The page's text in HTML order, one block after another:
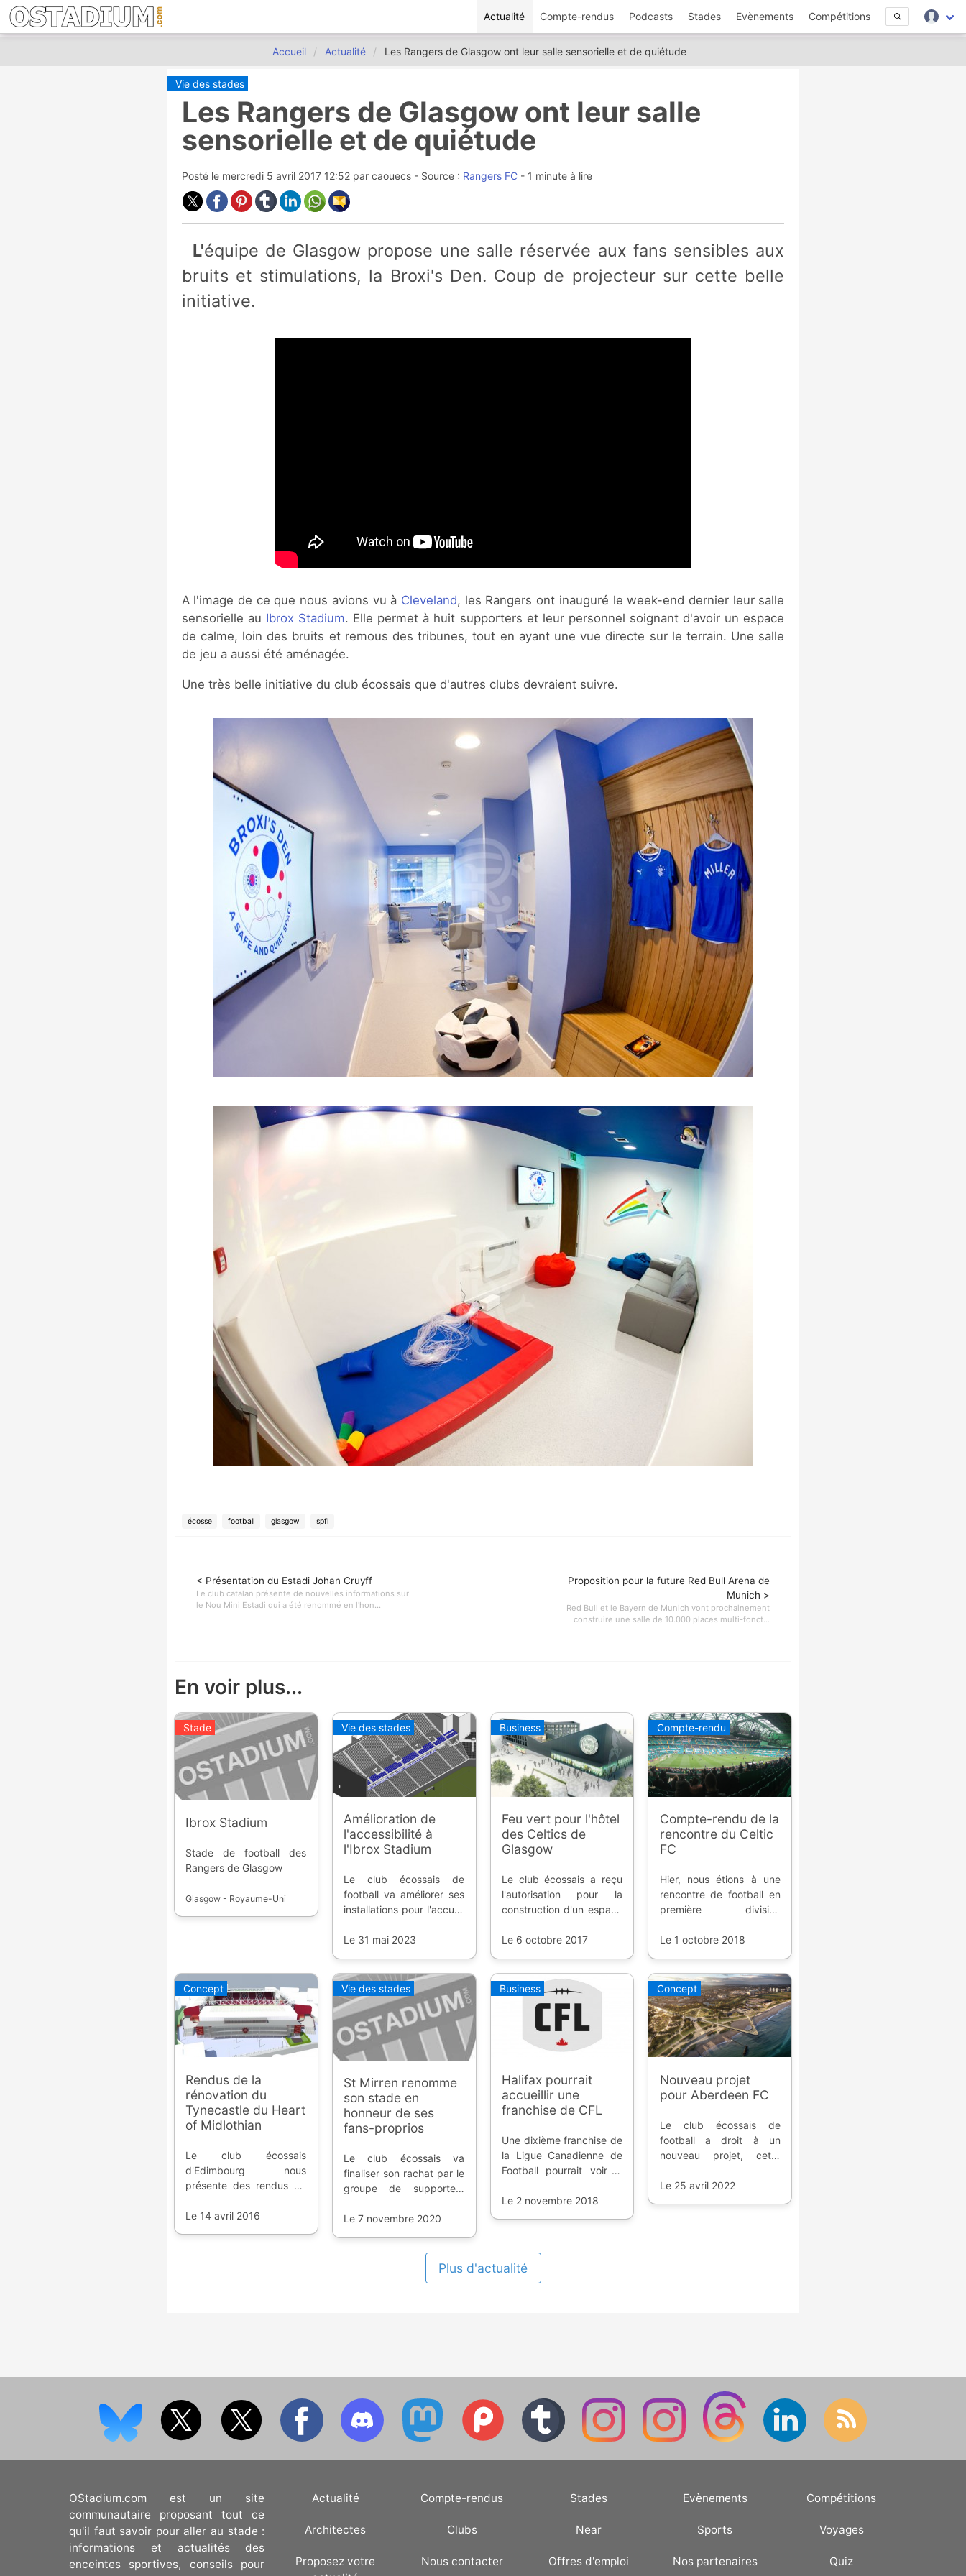
Actualité Compte-rendus Podcasts Stades Evènements Compétitions
Accueil Actualité Les Rangers de Glasgow ont leur salle sensorielle et de quiétude
Vie des stades
Les Rangers de Glasgow ont leur salle
sensorielle et de quiétude
Posté le mercredi 5 avril 2017 12:52 par caouecs - Source : Rangers FC- 1 minute à lire
L'équipe de Glasgow propose une salle réservée aux fans sensibles aux
bruits et stimulations, la Broxi's Den. Coup de projecteur sur cette belle
initiative.
A l'image de ce que nous avions vu à Cleveland, les Rangers ont inauguré le week-end dernier leur salle
sensorielle au Ibrox Stadium. Elle permet à huit supporters et leur personnel soignant d'avoir un espace
de calme, loin des bruits et remous des tribunes, tout en ayant une vue directe sur le terrain. Une salle
de jeu a aussi été aménagée.
Une très belle initiative du club écossais que d'autres clubs devraient suivre.
écosse football glasgow spfl
< Présentation du Estadi Johan Cruyff
Le club catalan présente de nouvelles informations sur
le Nou Mini Estadi qui a été renommé en l'hon...
Proposition pour la future Red Bull Arena de
Munich >
Red Bull et le Bayern de Munich vont prochainement
construire une salle de 10.000 places multi-fonct...
En voir plus...
Stade
Ibrox Stadium
Stade de football des
Rangers de Glasgow
Glasgow - Royaume-Uni
Vie des stades
Amélioration de
l'accessibilité à
l'Ibrox Stadium
Le club écossais de
football va améliorer ses
installations pour l'accueil
situation de handicap.
Le 31 mai 2023
Business
Feu vert pour l'hôtel
des Celtics de
Glasgow
Le club écossais a reçu
l'autorisation pour la
construction d'un espace
portes de son stade.
Le 6 octobre 2017
Compte-rendu
Compte-rendu de la
rencontre du Celtic
FC
Hier, nous étions à une
rencontre de football en
première division
conseils pour vous y
Le 1 octobre 2018
Concept
Rendus de la
rénovation du
Tynecastle du Heart
of Midlothian
Le club écossais
d'Edimbourg nous
présente des rendus de
attendue de sa tribune
Le 14 avril 2016
Vie des stades
St Mirren renomme
son stade en
honneur de ses
fans-proprios
Le club écossais va
finaliser son rachat par le
groupe de supporters
nom au stade.
Le 7 novembre 2020
Business
Halifax pourrait
accueillir une
franchise de CFL
Une dixième franchise de
la Ligue Canadienne de
Football pourrait voir le
grâce à un projet de
Le 2 novembre 2018
Concept
Nouveau projet
pour Aberdeen FC
Le club écossais de
football a droit à un
nouveau projet, cette
afin de revitaliser le
Le 25 avril 2022
Plus d'actualité
OStadium.com est un site
communautaire proposant tout ce
qu'il faut savoir pour aller au stade :
informations et actualités des
enceintes sportives, conseils pour
Actualité Compte-rendus Stades Evènements Compétitions
Architectes Clubs Near Sports Voyages
Proposez votre
Nous contacter Offres d'emploi Nos partenaires Quiz